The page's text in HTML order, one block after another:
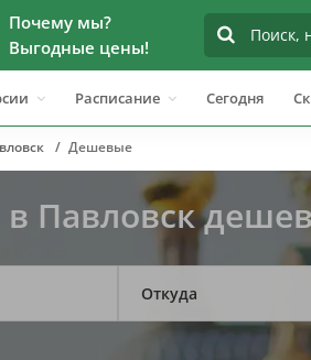
Почему мы?
Выгодные цены!
Расписание Сегодня
Дешевые
в Павловск
Откуда